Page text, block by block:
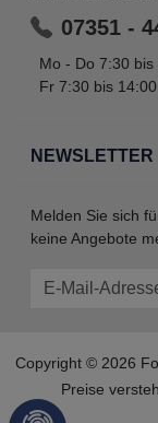
NEWSLETTER
Melden Sie sich
keine Angebote
07351 -
Mo - Do 7:30
Fr 7:30 bis
Copyright © 2026
Preise